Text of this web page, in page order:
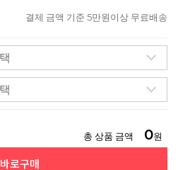
결제 금액 기준 5만원이상 무료배송
총 상품 금액 0원
바로구매